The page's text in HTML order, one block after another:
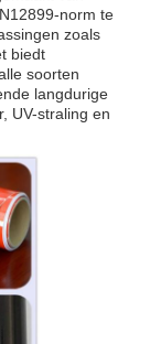
norm te
zoals
biedt
soorten
langdurige
UV-straling en